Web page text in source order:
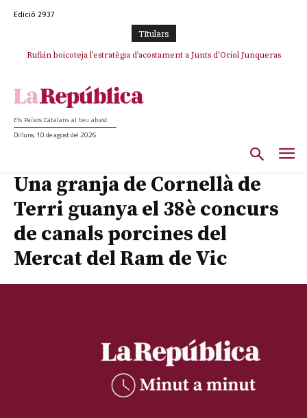
Edició 2937
TItulars
Rufián boicoteja l’estratègia d’acostament a Junts d’Oriol Junqueras
Els Països Catalans al teu abast
Dilluns, 10 de agost del 2026
Una granja de Cornellà de
Terri guanya el 38è concurs
de canals porcines del
Mercat del Ram de Vic